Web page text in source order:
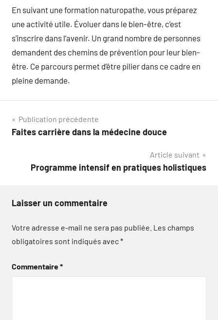
En suivant une formation naturopathe, vous préparez
une activité utile. Évoluer dans le bien-être, c’est
s’inscrire dans l’avenir. Un grand nombre de personnes
demandent des chemins de prévention pour leur bien-
être. Ce parcours permet d’être pilier dans ce cadre en
pleine demande.
Navigation
de
Publication précédente
Faites carrière dans la médecine douce
Article suivant
Programme intensif en pratiques holistiques
Laisser un commentaire
Votre adresse e-mail ne sera pas publiée. Les champs
obligatoires sont indiqués avec*
Commentaire*